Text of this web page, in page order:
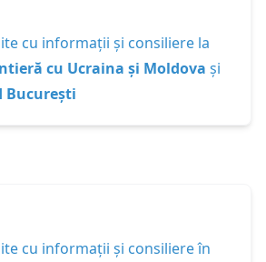
cu informații și consiliere la
cu Ucraina și Moldova și
București
cu informații și consiliere în